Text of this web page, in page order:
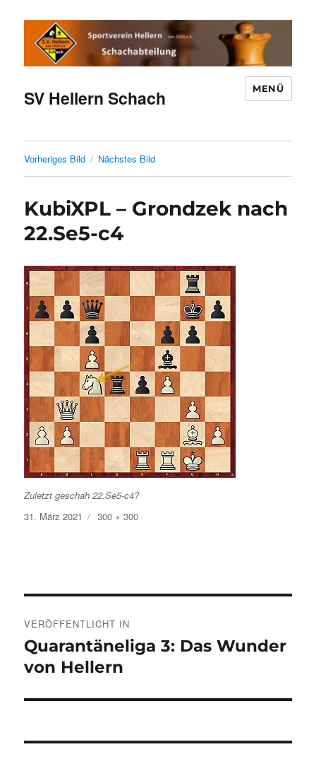
SV Hellern Schach MENÜ
Vorheriges Bild Nächstes Bild
KubiXPL – Grondzek nach
22.Se5-c4
Zuletzt geschah 22.Se5-c4?
Veröffentlicht
am
31. März 2021 Volle
Größe
300 × 300
VERÖFFENTLICHT IN
Quarantäneliga 3: Das Wunder
von Hellern